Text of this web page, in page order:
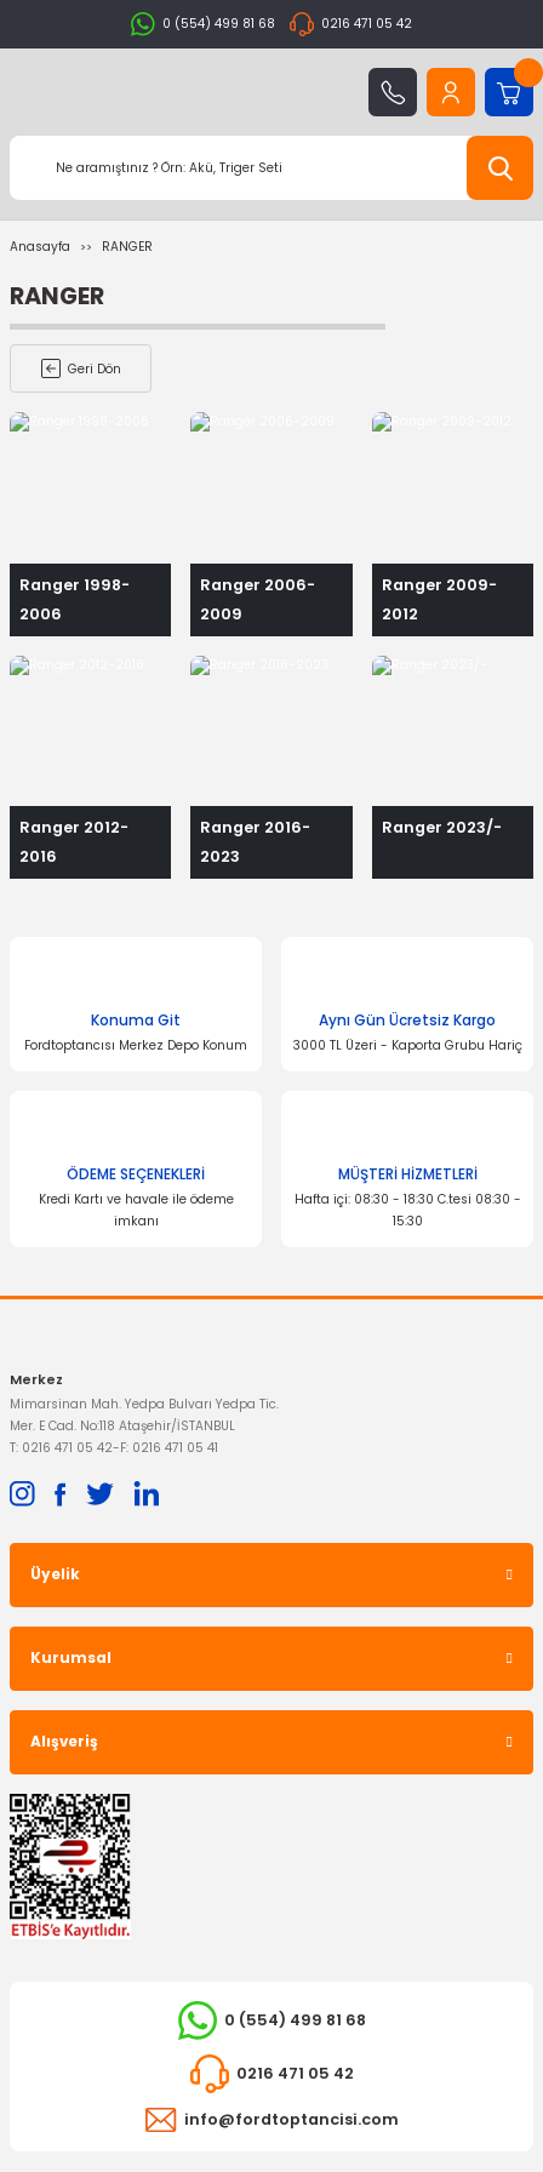
0 (554) 499 81 68 0216 471 05 42
Anasayfa RANGER
RANGER
Geri Dön
Ranger 1998-
2006
Ranger 2006-
2009
Ranger 2009-
2012
Ranger 2012-
2016
Ranger 2016-
2023
Ranger 2023/-
Konuma Git
Fordtoptancısı Merkez Depo Konum
Aynı Gün Ücretsiz Kargo
3000 TL Üzeri - Kaporta Grubu Hariç
ÖDEME SEÇENEKLERİ
Kredi Kartı ve havale ile ödeme
imkanı
MÜŞTERİ HİZMETLERİ
Hafta içi: 08:30 - 18:30 C.tesi 08:30 -
15:30
Merkez
Mimarsinan Mah. Yedpa Bulvarı Yedpa Tic.
Mer. E Cad. No:118 Ataşehir/İSTANBUL
T: 0216 471 05 42-F: 0216 471 05 41
Üyelik
Kurumsal
Alışveriş
0 (554) 499 81 68
0216 471 05 42
info@fordtoptancisi.com